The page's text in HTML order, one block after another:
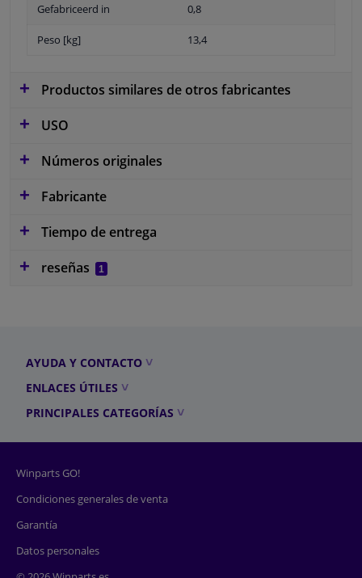
Gefabriceerd in 0,8
Peso [kg] 13,4
Productos similares de otros fabricantes
USO
Números originales
Fabricante
Tiempo de entrega
reseñas
1
AYUDA Y CONTACTO
ENLACES ÚTILES
PRINCIPALES CATEGORÍAS
Winparts GO!
Condiciones generales de venta
Garantía
Datos personales